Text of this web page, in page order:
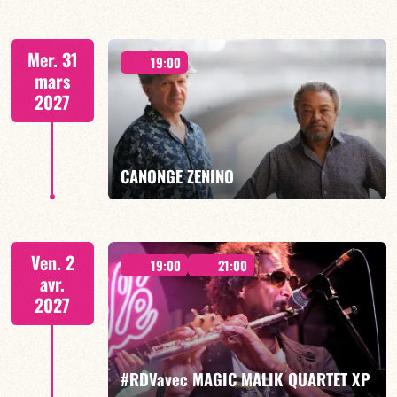
CALOÉ/TBA
EN SAVOIR PLUS RÉSERVER
Mer. 31
mars
2027
19:00
CANONGE ZENINO
Mario Canonge / Michel Zenino
EN SAVOIR PLUS RÉSERVER
Ven. 2
avr.
2027
19:00 21:00
#RDVavec MAGIC MALIK QUARTET XP